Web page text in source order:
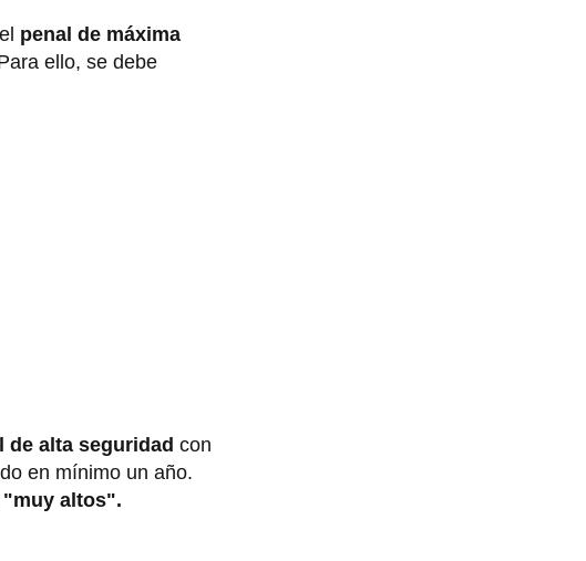
penal de máxima
ello, se debe
de alta seguridad con
en mínimo un año.
"muy altos".